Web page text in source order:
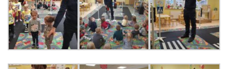
LEŚNE PSZCZÓŁKI – BYSŁAW
ŻABKI – BYSŁAW